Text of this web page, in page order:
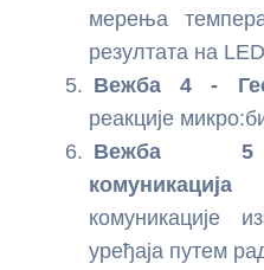
компас са ESP32 и
Акцелерометар са
Гравитација,
мерења
резултата на
Вежба 4 -
реакције
Вежба
комуникације
уређаја путем